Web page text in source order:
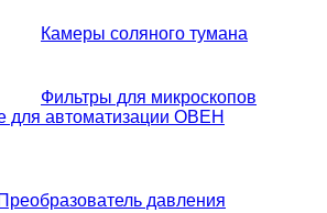
Камеры соляного тумана
Фильтры для микроскопов
для автоматизации ОВЕН
Преобразователь давления